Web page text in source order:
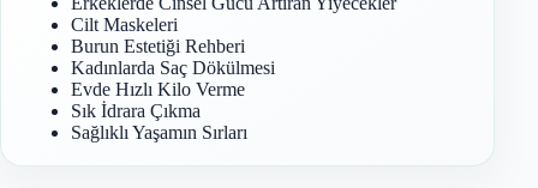
Cilt Maskeleri
Burun Estetiği Rehberi
Kadınlarda Saç Dökülmesi
Evde Hızlı Kilo Verme
Sık İdrara Çıkma
Sağlıklı Yaşamın Sırları